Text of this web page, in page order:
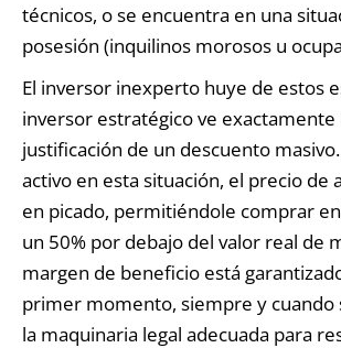
técnicos, o se encuentra en una
posesión (inquilinos morosos u
El inversor inexperto huye de estos
inversor estratégico ve exactamente
justificación de un descuento
activo en esta situación, el precio de
en picado, permitiéndole comprar
un 50% por debajo del valor real de
margen de beneficio está
primer momento, siempre y cuando
la maquinaria legal adecuada para